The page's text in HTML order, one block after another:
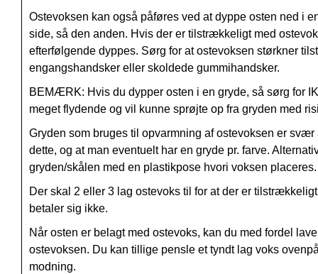
Ostevoksen kan også påføres ved at dyppe osten ned i
side, så den anden. Hvis der er tilstrækkeligt med
efterfølgende dyppes. Sørg for at ostevoksen størkner
engangshandsker eller skoldede gummihandsker.
BEMÆRK: Hvis du dypper osten i en gryde, så sørg for
meget flydende og vil kunne sprøjte op fra gryden med
Gryden som bruges til opvarmning af ostevoksen er
dette, og at man eventuelt har en gryde pr. farve.
gryden/skålen med en plastikpose hvori voksen placeres.
Der skal 2 eller 3 lag ostevoks til for at der er
betaler sig ikke.
Når osten er belagt med ostevoks, kan du med fordel
ostevoksen. Du kan tillige pensle et tyndt lag voks
modning.